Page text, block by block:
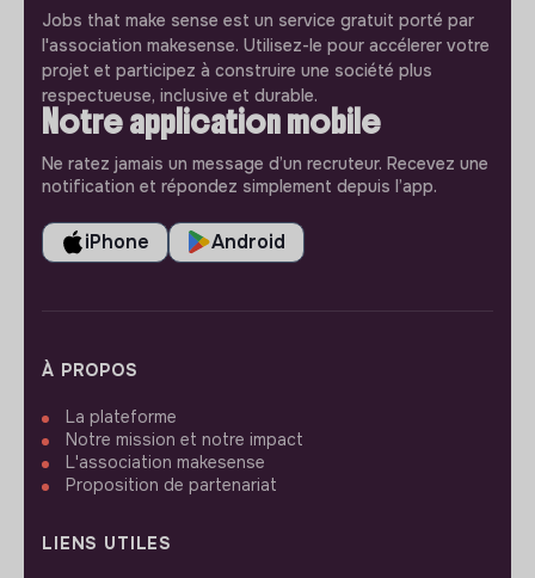
Jobs that make sense est un service gratuit porté par
l'association makesense. Utilisez-le pour accélerer votre
projet et participez à construire une société plus
respectueuse, inclusive et durable.
Notre application mobile
Ne ratez jamais un message d’un recruteur. Recevez une
notification et répondez simplement depuis l’app.
iPhone Android
À PROPOS
La plateforme
Notre mission et notre impact
L'association makesense
Proposition de partenariat
LIENS UTILES